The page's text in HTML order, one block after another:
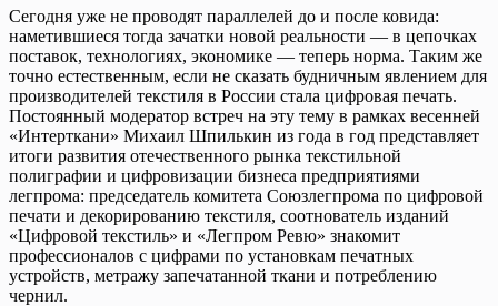
Сегодня уже не проводят параллелей до и после ковида:
наметившиеся тогда зачатки новой реальности — в цепочках
поставок, технологиях, экономике — теперь норма. Таким же
точно естественным, если не сказать будничным явлением для
производителей текстиля в России стала цифровая печать.
Постоянный модератор встреч на эту тему в рамках весенней
«Интерткани» Михаил Шпилькин из года в год представляет
итоги развития отечественного рынка текстильной
полиграфии и цифровизации бизнеса предприятиями
легпрома: председатель комитета Союзлегпрома по цифровой
печати и декорированию текстиля, соотнователь изданий
«Цифровой текстиль» и «Легпром Ревю» знакомит
профессионалов с цифрами по установкам печатных
устройств, метражу запечатанной ткани и потреблению
чернил.